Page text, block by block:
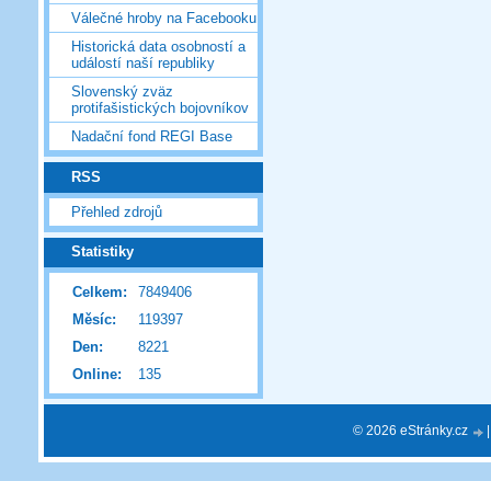
Válečné hroby na Facebooku
Historická data osobností a
událostí naší republiky
Slovenský zväz
protifašistických bojovníkov
Nadační fond REGI Base
RSS
Přehled zdrojů
Statistiky
Online: 135
Celkem:
7849406
Měsíc:
119397
Den:
8221
© 2026 eStránky.cz